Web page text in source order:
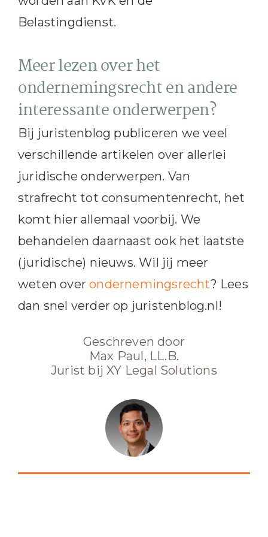
Belastingdienst.
Meer lezen over het
ondernemingsrecht en andere
interessante onderwerpen?
Bij juristenblog publiceren we veel
verschillende artikelen over allerlei
juridische onderwerpen. Van
strafrecht tot consumentenrecht, het
komt hier allemaal voorbij. We
behandelen daarnaast ook het laatste
(juridische) nieuws. Wil jij meer
weten overondernemingsrecht? Lees
dan snel verder op juristenblog.nl!
Geschreven door
Max Paul, LL.B.
Jurist bij XY Legal Solutions